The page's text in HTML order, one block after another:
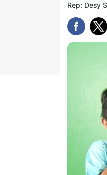
Rep: Desy